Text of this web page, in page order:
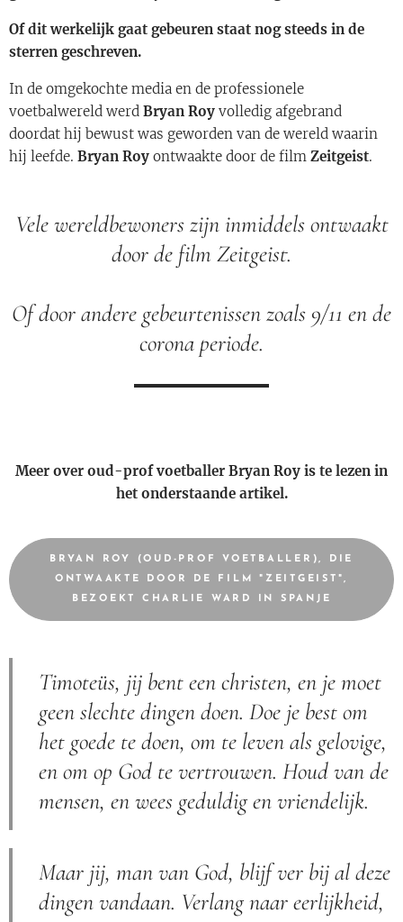
Of dit werkelijk gaat gebeuren staat nog steeds in de
sterren geschreven.
In de omgekochte media en de professionele
voetbalwereld werd Bryan Roy volledig afgebrand
doordat hij bewust was geworden van de wereld waarin
hij leefde. Bryan Roy ontwaakte door de film Zeitgeist.
Vele wereldbewoners zijn inmiddels ontwaakt
door de film Zeitgeist.
Of door andere gebeurtenissen zoals 9/11 en de
corona periode.
Meer over oud-prof voetballer Bryan Roy is te lezen in
het onderstaande artikel.
BRYAN ROY (OUD-PROF VOETBALLER), DIE
ONTWAAKTE DOOR DE FILM "ZEITGEIST",
BEZOEKT CHARLIE WARD IN SPANJE
Timoteüs, jij bent een christen, en je moet
geen slechte dingen doen. Doe je best om
het goede te doen, om te leven als gelovige,
en om op God te vertrouwen. Houd van de
mensen, en wees geduldig en vriendelijk.
Maar jij, man van God, blijf ver bij al deze
dingen vandaan. Verlang naar eerlijkheid,